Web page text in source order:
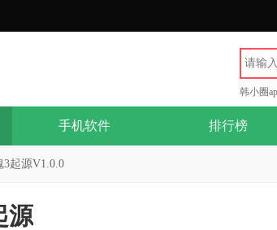
韩小圈
手机软件 排行榜
起源V1.0.0
源